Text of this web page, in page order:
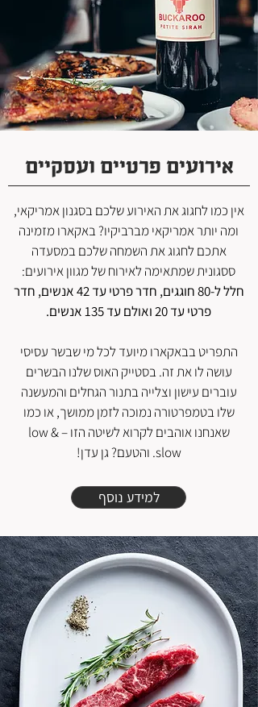
אירועים פרטיים ועסקיים
אין כמו לחגוג את האירוע שלכם בסגנון אמריקאי,
ומה יותר אמריקאי מברביקיו? באקארו מזמינה
אתכם לחגוג את השמחה שלכם במסעדה
ססגונית שמתאימה לאירוח של מגוון אירועים:
חלל ל-80 חוגגים, חדר פרטי עד 42 אנשים, חדר
פרטי עד 20 ואולם עד 135 אנשים.
התפריט בבאקארו מיועד לכל מי שבשר עסיסי
עושה לו את זה. בסטייק האוס שלנו הבשרים
עוברים עישון וצלייה בתנור הגחלים והמעשנה
שלו בטמפרטורה נמוכה לזמן ממושך, או כמו
שאנחנו אוהבים לקרוא לשיטה הזו – low &
slow. והטעם? גן עדן!
למידע נוסף